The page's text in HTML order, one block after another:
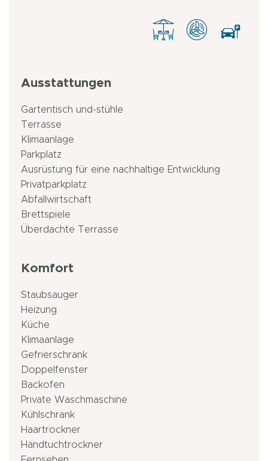
Ausstattungen
Gartentisch und-stühle
Terrasse
Klimaanlage
Parkplatz
Ausrüstung für eine nachhaltige Entwicklung
Privatparkplatz
Abfallwirtschaft
Brettspiele
Überdachte Terrasse
Komfort
Staubsauger
Heizung
Küche
Klimaanlage
Gefrierschrank
Doppelfenster
Backofen
Private Waschmaschine
Kühlschrank
Haartrockner
Handtuchtrockner